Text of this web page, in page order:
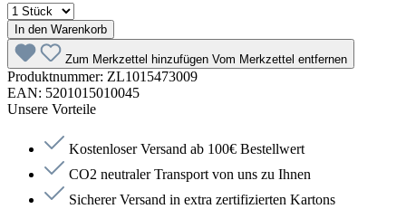
In den Warenkorb
Zum Merkzettel hinzufügen Vom Merkzettel entfernen
Produktnummer: ZL1015473009
EAN: 5201015010045
Unsere Vorteile
Kostenloser Versand ab 100€ Bestellwert
CO2 neutraler Transport von uns zu Ihnen
Sicherer Versand in extra zertifizierten Kartons